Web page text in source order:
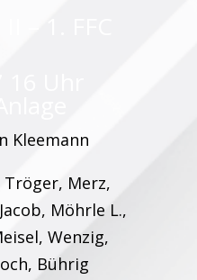
Kleemann
Tröger, Merz,
Möhrle L.,
Wenzig,
Bührig